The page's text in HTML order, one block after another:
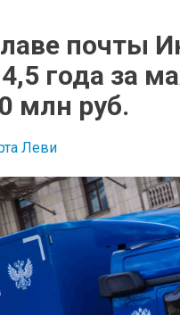
почты
года за
млн руб.
Леви